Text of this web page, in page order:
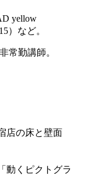
yellow
）など。
常勤講師。
店の床と壁面
動くピクトグラ